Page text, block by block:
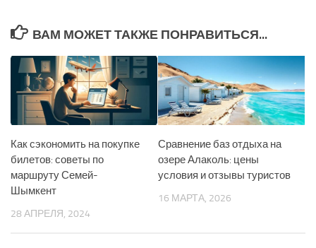
ВАМ МОЖЕТ ТАКЖЕ ПОНРАВИТЬСЯ...
Как сэкономить на покупке
билетов: советы по
маршруту Семей-
Шымкент
28 АПРЕЛЯ, 2024
Сравнение баз отдыха на
озере Алаколь: цены
условия и отзывы туристов
16 МАРТА, 2026